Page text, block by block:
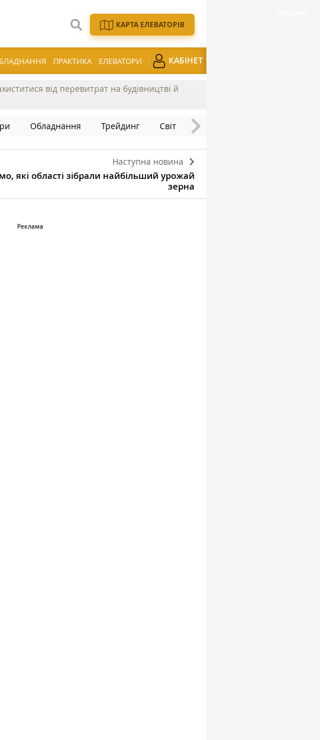
КАРТА ЕЛЕВАТОРІВ
ПРАКТИКА ЕЛЕВАТОРИ КАБІНЕТ
від перевитрат на будівництві й
Обладнання Трейдинг Світ
Наступна новина
які області зібрали найбільший урожай
зерна